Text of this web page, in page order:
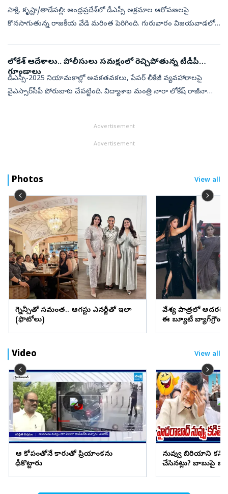
సాక్షి, కృష్ణా/తాడేపల్లి: ఆంధ్రప్రదేశ్‌లో డీఎస్సీ అక్రమాల ఆరోపణలపై
కొనసాగుతున్న రాజకీయ వేడి మరింత పెరిగింది. గురువారం విజయవాడలో
లోకేశ్‌ ఆదేశాలు.. పోలీసులు సమక్షంలో రెచ్చిపోతున్న టీడీపీ
గూండాలు
డీఎస్సీ-2025 నియామకాల్లో అవకతవకలు, పేపర్‌ లీకేజీ వ్యవహారాలపై
వైఎస్సార్‌సీపీ పోరుబాట చేపట్టింది. విద్యాశాఖ మంత్రి నారా లోకేష్‌ రాజీనామా
Advertisement
Advertisement
Photos View all
ప్రెగ్నెన్సీతో సమంత.. ఆగస్టు ఎనర్జీతో ఇలా
(ఫొటోలు)
వేశ్య పాత్రలో
ఈ బ్యూటీ
Video View all
ఆ కోపంతోనే కారుతో ప్రియాంకను
ఢీకొట్టారు
నువ్వు బిరియాని
చేసినట్లు? బాబుపై